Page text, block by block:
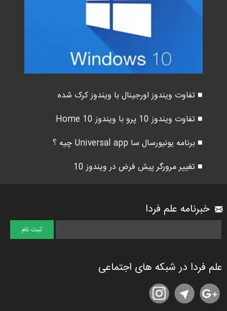
■ تفاوت ویندوز اورجینال با ویندوز کرک شده
■ تفاوت ویندوز 10 پرو با ویندوز 10 Home
■ برنامه یونیورسال سا Universal app چیه ؟
■ تغییر مرورگر پیش فرض در ویندوز 10
خبرنامه علم فردا
علم فردا در شبکه های اجتماعی